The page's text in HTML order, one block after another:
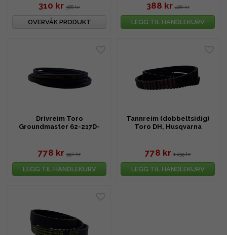
310 kr 388 kr
OVERVÅK PRODUKT
388 kr 466 kr
LEGG TIL HANDLEKURV
Drivreim Toro
Groundmaster 62-217D-
778 kr 997 kr
LEGG TIL HANDLEKURV
Tannreim (dobbeltsidig)
Toro DH, Husqvarna
778 kr 1 059 kr
LEGG TIL HANDLEKURV